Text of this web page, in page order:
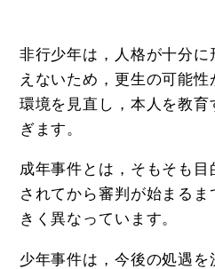
非行少年は，人格が十分
えないため，更生の可能
環境を見直し，本人を教
ぎます。
成年事件とは，そもそも
されてから審判が始まる
きく異なっています。
少年事件は，今後の処遇